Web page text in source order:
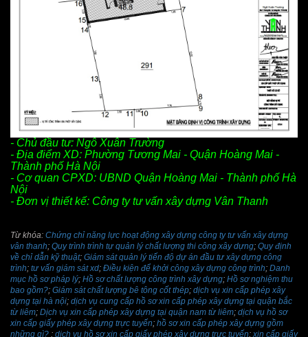
- Chủ đầu tư: Ngô Xuân Trường
- Địa điểm XD: Phường Tương Mai - Quận Hoàng Mai -
Thành phố Hà Nội
- Cơ quan CPXD: UBND Quận Hoàng Mai - Thành phố Hà
Nội
- Đơn vị thiết kế: Công ty tư vấn xây dựng Vân Thanh
Từ khóa: Chứng chỉ năng lực hoạt động xây dựng công ty tư vấn xây dựng
vân thanh; Quy trình trình tự quản lý chất lượng thi công xây dựng; Quy định
về chỉ dẫn kỹ thuật; Giám sát quản lý tiến độ dự án đầu tư xây dựng công
trình; tư vấn giám sát xd; Điều kiện để khởi công xây dựng công trình; Danh
mục hồ sơ pháp lý; Hồ sơ chất lượng công trình xây dựng; Hồ sơ nghiệm thu
bao gồm?; Giám sát chất lượng bê tông cốt thép; dịch vụ xin cấp phép xây
dựng tại hà nội; dịch vụ cung cấp hồ sơ xin cấp phép xây dựng tại quận bắc
từ liêm; Dịch vụ xin cấp phép xây dựng tại quận nam từ liêm; dịch vụ hồ sơ
xin cấp giấy phép xây dựng trực tuyến; hồ sơ xin cấp phép xây dựng gồm
những gì? ; dịch vụ hồ sơ xin cấp giấy phép xây dựng trực tuyến;xin cấp giấy